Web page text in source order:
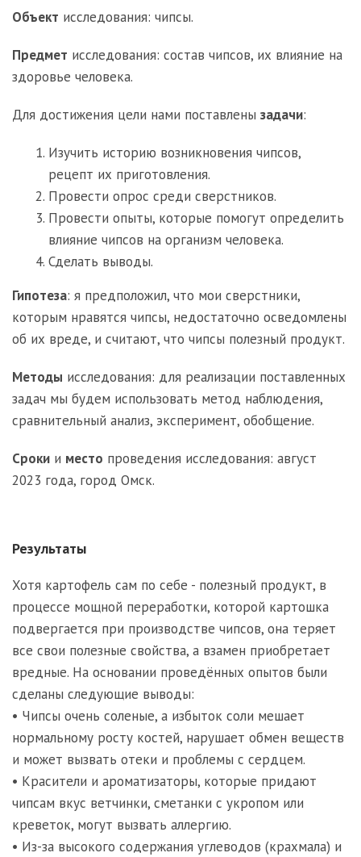
Объект исследования: чипсы.
Предмет исследования: состав чипсов, их влияние на
здоровье человека.
Для достижения цели нами поставлены задачи:
Изучить историю возникновения чипсов,
рецепт их приготовления.
Провести опрос среди сверстников.
Провести опыты, которые помогут определить
влияние чипсов на организм человека.
Сделать выводы.
Гипотеза: я предположил, что мои сверстники,
которым нравятся чипсы, недостаточно осведомлены
об их вреде, и считают, что чипсы полезный продукт.
Методы исследования: для реализации поставленных
задач мы будем использовать метод наблюдения,
сравнительный анализ, эксперимент, обобщение.
Сроки и место проведения исследования: август
2023 года, город Омск.
Результаты
Хотя картофель сам по себе - полезный продукт, в
процессе мощной переработки, которой картошка
подвергается при производстве чипсов, она теряет
все свои полезные свойства, а взамен приобретает
вредные. На основании проведённых опытов были
сделаны следующие выводы:
• Чипсы очень соленые, а избыток соли мешает
нормальному росту костей, нарушает обмен веществ
и может вызвать отеки и проблемы с сердцем.
• Красители и ароматизаторы, которые придают
чипсам вкус ветчинки, сметанки с укропом или
креветок, могут вызвать аллергию.
• Из-за высокого содержания углеводов (крахмала) и